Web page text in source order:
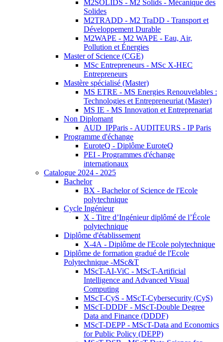
M2SOLIDS - M2 Solids - Mécanique des
Solides
M2TRADD - M2 TraDD - Transport et
Développement Durable
M2WAPE - M2 WAPE - Eau, Air,
Pollution et Énergies
Master of Science (CGE)
MSc Entrepreneurs - MSc X-HEC
Entrepreneurs
Mastère spécialisé (Master)
MS ETRE - MS Energies Renouvelables :
Technologies et Entrepreneuriat (Master)
MS IE - MS Innovation et Entreprenariat
Non Diplomant
AUD_IPParis - AUDITEURS - IP Paris
Programme d'échange
EuroteQ - Diplôme EuroteQ
PEI - Programmes d'échange
internationaux
Catalogue 2024 - 2025
Bachelor
BX - Bachelor of Science de l'Ecole
polytechnique
Cycle Ingénieur
X - Titre d’Ingénieur diplômé de l’École
polytechnique
Diplôme d'établissement
X-4A - Diplôme de l'Ecole polytechnique
Diplôme de formation gradué de l'Ecole
Polytechnique -MSc&T
MScT-AI-ViC - MScT-Artificial
Intelligence and Advanced Visual
Computing
MScT-CyS - MScT-Cybersecurity (CyS)
MScT-DDDF - MScT-Double Degree
Data and Finance (DDDF)
MScT-DEPP - MScT-Data and Economics
for Public Policy (DEPP)